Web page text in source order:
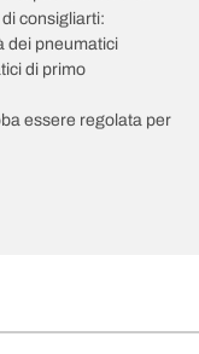
consigliarti:
dei pneumatici
di primo
essere regolata per